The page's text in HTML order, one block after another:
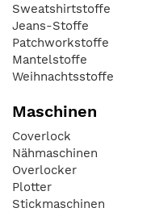
Sweatshirtstoffe
Jeans-Stoffe
Patchworkstoffe
Mantelstoffe
Weihnachtsstoffe
Maschinen
Coverlock
Nähmaschinen
Overlocker
Plotter
Stickmaschinen